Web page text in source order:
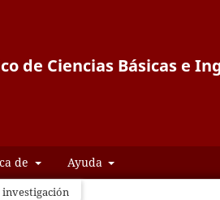
de Ciencias Básicas e
de Ayuda